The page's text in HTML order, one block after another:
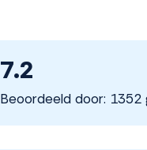
7.2
Beoordeeld door: 1352